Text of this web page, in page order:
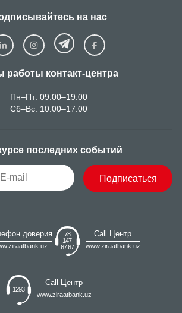
на нас
работы контакт-центра
Пн–Пт: 09:00–19:00
Сб–Вс: 10:00–17:00
последних событий
Подписаться
доверия
78
147
67 67
Call Центр
www.ziraatbank.uz
1293
Call Центр
www.ziraatbank.uz